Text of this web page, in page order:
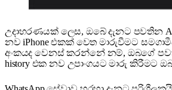
උදාහරණයක් ලෙස, ඔබේ දැනට පවතින
නව iPhone එකක් වෙත මාරුවීමට
අංකයද වෙනස් කරන්නේ නම්, ඔබගේ
history එක නව උපාංගයට මාරු කිරීමට